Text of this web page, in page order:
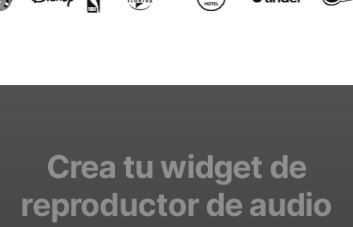
Crea tu widget de
reproductor de audio